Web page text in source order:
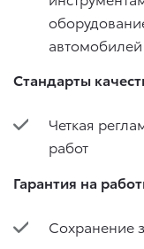
Стандарты
Четкая
работ
Гарантия на
Сохранение